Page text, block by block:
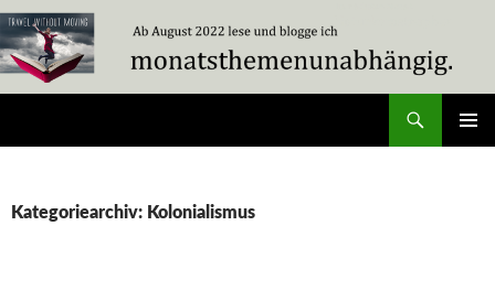
Zum
Inhalt
springen
Kategoriearchiv: Kolonialismus